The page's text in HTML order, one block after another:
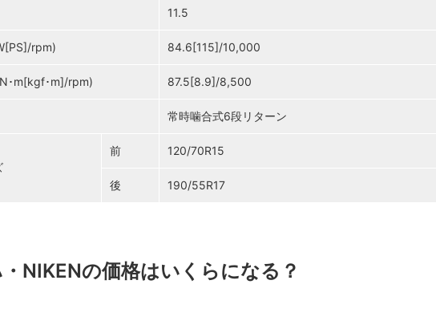
11.5
rpm) 84.6[115]/10,000
･m[kgf･m]/rpm) 87.5[8.9]/8,500
常時噛合式6段リターン
前 120/70R15
後 190/55R17
NIKENの価格はいくらになる？